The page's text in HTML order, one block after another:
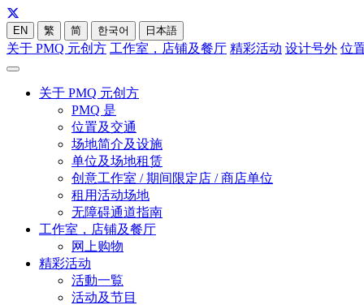
EN 繁 简 한국어 日本語
关于 PMQ 元创方 工作室，店铺及餐厅 精彩活动 设计号外 位
关于 PMQ 元创方
PMQ 是
位置及交通
场地简介及设施
单位及场地租赁
创意工作室 / 期间限定店 / 商店单位
租用活动场地
无障碍通道指南
工作室，店铺及餐厅
网上购物
精彩活动
活動一覧
活动及节目